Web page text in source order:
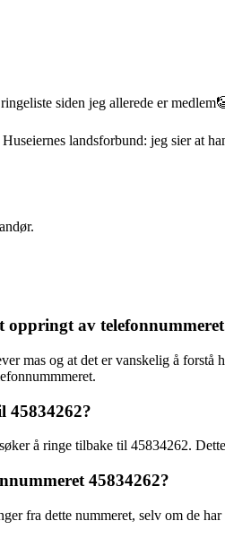
siden jeg allerede er
landsforbund: jeg sier at
av telefonnummeret
mas og at det er vanskelig å forstå
45834262?
å ringe tilbake til 45834262.
45834262?
fra dette nummeret, selv om de